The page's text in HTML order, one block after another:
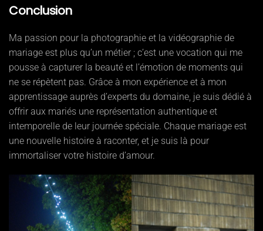
Conclusion
Ma passion pour la photographie et la vidéographie de
mariage est plus qu’un métier ; c’est une vocation qui me
pousse à capturer la beauté et l’émotion de moments qui
ne se répètent pas. Grâce à mon expérience et à mon
apprentissage auprès d’experts du domaine, je suis dédié à
offrir aux mariés une représentation authentique et
intemporelle de leur journée spéciale. Chaque mariage est
une nouvelle histoire à raconter, et je suis là pour
immortaliser votre histoire d’amour.